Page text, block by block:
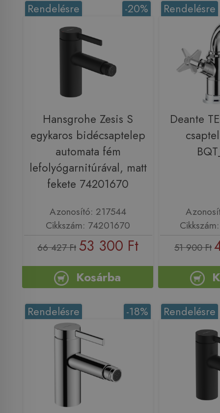
-20%
Rendelésre
Hansgrohe Zesis S
egykaros bidécsaptelep
automata fém
lefolyógarnitúrával, matt
fekete 74201670
Azonosító: 217544
Cikkszám: 74201670
66 427 Ft 53 300 Ft
Kosárba
Rendelésre
Deante
51 900 Ft
-18%
Rendelésre Rendelésre